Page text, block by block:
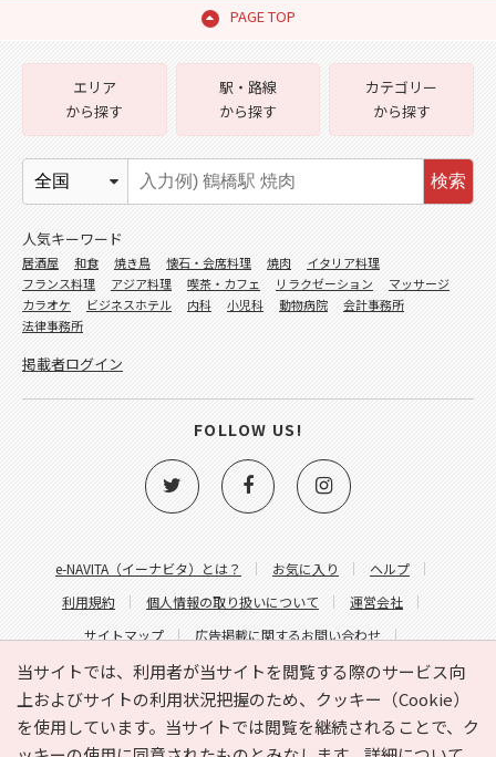
PAGE TOP
当サイトでは、利用者が当サイトを閲覧する際のサービス向
上およびサイトの利用状況把握のため、クッキー（Cookie）
を使用しています。当サイトでは閲覧を継続されることで、ク
e-NAVITA（イーナビタ）とは？ お気に入り
ヘルプ
利用規約
個人情報の取り扱いについて
運営会社
サイトマップ
広告掲載に関するお問い合わせ
サイトの内容に関するお問い合わせ
エリア
から探す
駅・路線
から探す
カテゴリー
から探す
検索
人気キーワード
居酒屋 和食 焼き鳥 懐石・会席料理 焼肉
イタリア料理
フランス料理
アジア料理 喫茶・カフェ リラクゼーション
マッサージ
カラオケ
ビジネスホテル 内科 小児科 動物病院
会計事務所
法律事務所
掲載者ログイン
FOLLOW US!